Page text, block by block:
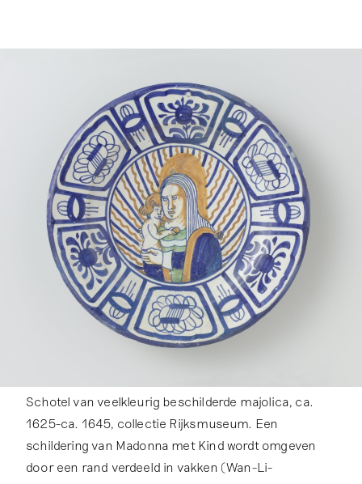
Schotel van veelkleurig beschilderde majolica, ca.
1625-ca. 1645, collectie Rijksmuseum. Een
schildering van Madonna met Kind wordt omgeven
door een rand verdeeld in vakken (Wan-Li-